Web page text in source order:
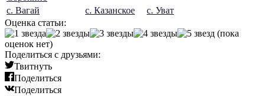
с. Вагай
с. Казанское
с. Уват
Оценка статьи:
(пока
оценок нет)
Поделиться с друзьями:
Твитнуть
Поделиться
Поделиться